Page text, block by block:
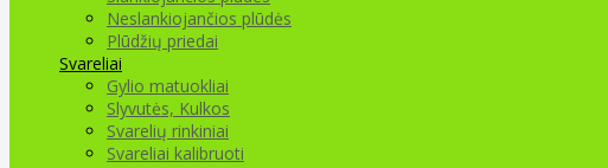
Neslankiojančios plūdės
Plūdžių priedai
Svareliai
Gylio matuokliai
Slyvutės, Kulkos
Svarelių rinkiniai
Svareliai kalibruoti